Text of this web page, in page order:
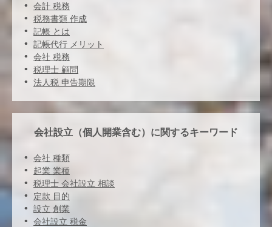
会計 税務
税務書類 作成
記帳 とは
記帳代行 メリット
会社 税務
税理士 顧問
法人税 申告期限
会社設立（個人開業含む）に関するキーワード
会社 種類
起業 業種
税理士 会社設立 相談
定款 目的
設立 創業
会社設立 税金